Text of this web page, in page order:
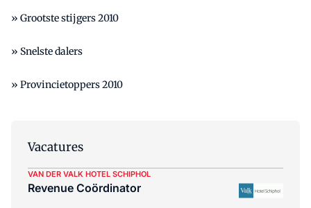
» Grootste stijgers 2010
» Snelste dalers
» Provincietoppers 2010
Vacatures
VAN DER VALK HOTEL SCHIPHOL
Revenue Coördinator